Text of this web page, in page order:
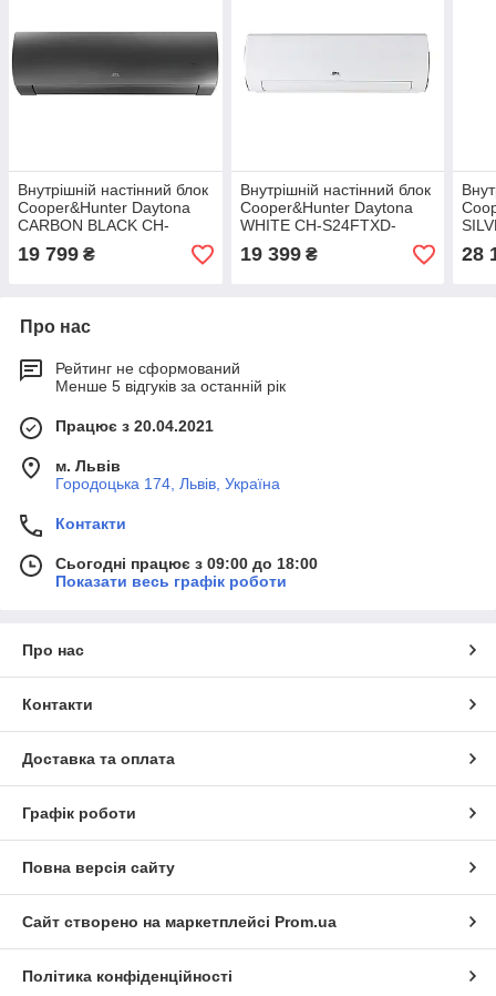
Внутрішній настінний блок
Cooper&Hunter Daytona
CARBON BLACK CH-
S18FTXD-BL для мульти-
спліт системи
19 799 ₴
Внутрішній настінний блок
Cooper&Hunter Daytona
WHITE CH-S24FTXD-
WP(I) для мульти-спліт
системи
19 399₴ 28
Про нас
Рейтинг не сформований
Менше 5 відгуків за останній рік
Працює з 20.04.2021
м. Львів
Городоцька 174, Львів, Україна
Контакти
Сьогодні працює з 09:00 до 18:00
Показати весь графік роботи
Про нас
Контакти
Доставка та оплата
Графік роботи
Повна версія сайту
Сайт створено на маркетплейсі Prom.ua
Політика конфіденційності